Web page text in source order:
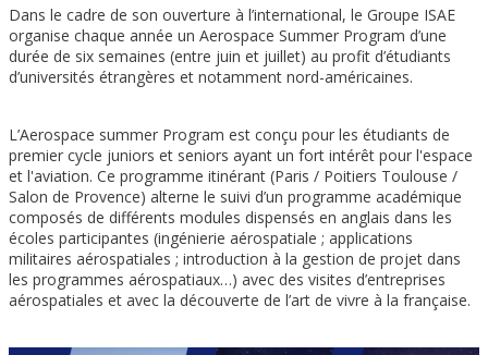
Dans le cadre de son ouverture à l’international, le Groupe ISAE
organise chaque année un Aerospace Summer Program d’une
durée de six semaines (entre juin et juillet) au profit d’étudiants
d’universités étrangères et notamment nord-américaines.
L’Aerospace summer Program est conçu pour les étudiants de
premier cycle juniors et seniors ayant un fort intérêt pour l'espace
et l'aviation. Ce programme itinérant (Paris / Poitiers Toulouse /
Salon de Provence) alterne le suivi d’un programme académique
composés de différents modules dispensés en anglais dans les
écoles participantes (ingénierie aérospatiale ; applications
militaires aérospatiales ; introduction à la gestion de projet dans
les programmes aérospatiaux…) avec des visites d’entreprises
aérospatiales et avec la découverte de l’art de vivre à la française.